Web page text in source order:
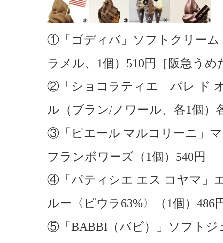
①「ゴディバ」ソフトクリー
ラメル、1個）510円［阪急うめ
②「ショコラティエ パレ ド
ル（ブラン/ノワール、各1個）
③「ピエール マルコリーニ」
フランボワーズ（1個）540円
④「パティシエ エス コヤマ」
ルー〈ピウラ63%〉（1個）486
⑤「BABBI（バビ）」ソフトジ